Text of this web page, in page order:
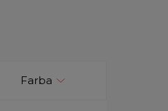
Farba